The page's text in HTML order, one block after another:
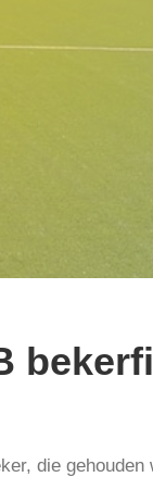
die gehouden